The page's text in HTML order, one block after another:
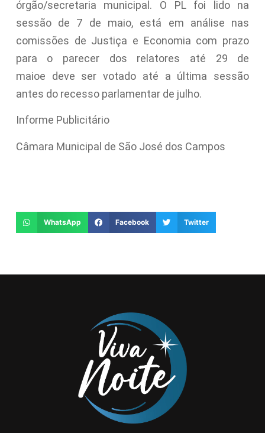
órgão/secretaria municipal. O PL foi lido na
sessão de 7 de maio, está em análise nas
comissões de Justiça e Economia com prazo
para o parecer dos relatores até 29 de
maioe deve ser votado até a última sessão
antes do recesso parlamentar de julho.
Informe Publicitário
Câmara Municipal de São José dos Campos
WhatsApp Facebook Twitter